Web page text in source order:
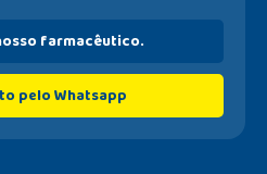
farmacêutico.
pelo Whatsapp